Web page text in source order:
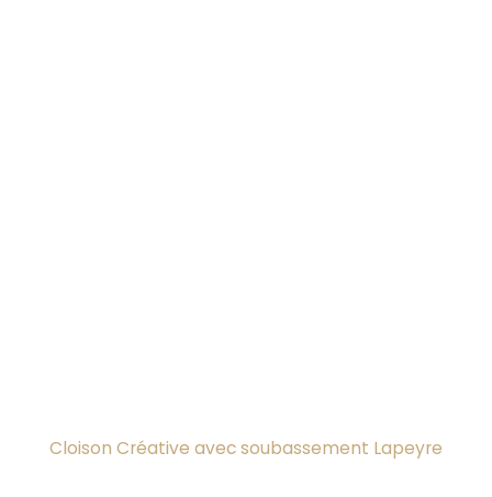
Cloison Créative avec soubassement Lapeyre